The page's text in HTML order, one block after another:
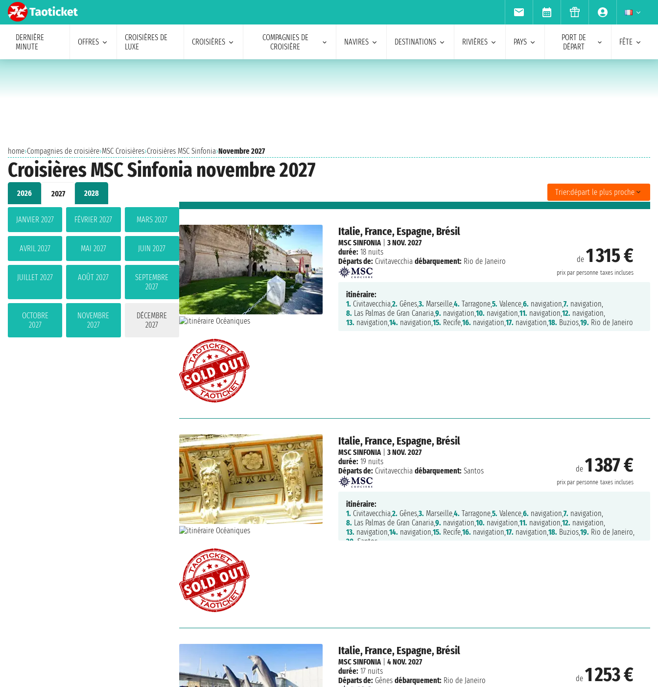
DERNIÈRE
MINUTE
OFFRES
CROISIÈRES DE
LUXE
CROISIÈRES
COMPAGNIES DE
CROISIÈRE
NAVIRES DESTINATIONS RIVIÈRES PAYS
PORT DE
DÉPART
FÊTE
home›Compagnies de croisière›MSC Croisières›Croisières MSC Sinfonia›Novembre 2027
Croisières MSC Sinfonia novembre 2027
2026 2027 2028
JANVIER 2027 FÉVRIER 2027 MARS 2027
AVRIL 2027 MAI 2027 JUIN 2027
JUILLET 2027 AOÛT 2027
SEPTEMBRE
2027
OCTOBRE
2027
NOVEMBRE
2027
DÉCEMBRE
2027
Trier:départ le plus proche
Italie, France, Espagne, Brésil
de 1 315 €
prix par personne taxes incluses
MSC SINFONIA| 3 NOV. 2027
durée: 18 nuits
Départs de: Civitavecchia débarquement: Rio de Janeiro
itinéraire:
1. Civitavecchia,2. Gênes,3. Marseille,4. Tarragone,5. Valence,6. navigation,7. navigation,
8. Las Palmas de Gran Canaria,9. navigation,10. navigation,11. navigation,12. navigation,
13. navigation,14. navigation,15. Recife,16. navigation,17. navigation,18. Buzios,19. Rio de Janeiro
Italie, France, Espagne, Brésil
de 1 387 €
prix par personne taxes incluses
MSC SINFONIA| 3 NOV. 2027
durée: 19 nuits
Départs de: Civitavecchia débarquement: Santos
itinéraire:
1. Civitavecchia,2. Gênes,3. Marseille,4. Tarragone,5. Valence,6. navigation,7. navigation,
8. Las Palmas de Gran Canaria,9. navigation,10. navigation,11. navigation,12. navigation,
13. navigation,14. navigation,15. Recife,16. navigation,17. navigation,18. Buzios,19. Rio de Janeiro,
20. Santos
Italie, France, Espagne, Brésil
de 1 253 €
MSC SINFONIA| 4 NOV. 2027
durée: 17 nuits
Départs de: Gênes débarquement: Rio de Janeiro